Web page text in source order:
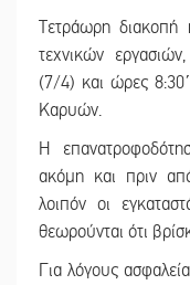
Τετράωρη διακοπή
τεχνικών
(7/4) και ώρες
Καρυών.
Η
ακόμη και πριν
λοιπόν οι
θεωρούνται ότι
Για λόγους